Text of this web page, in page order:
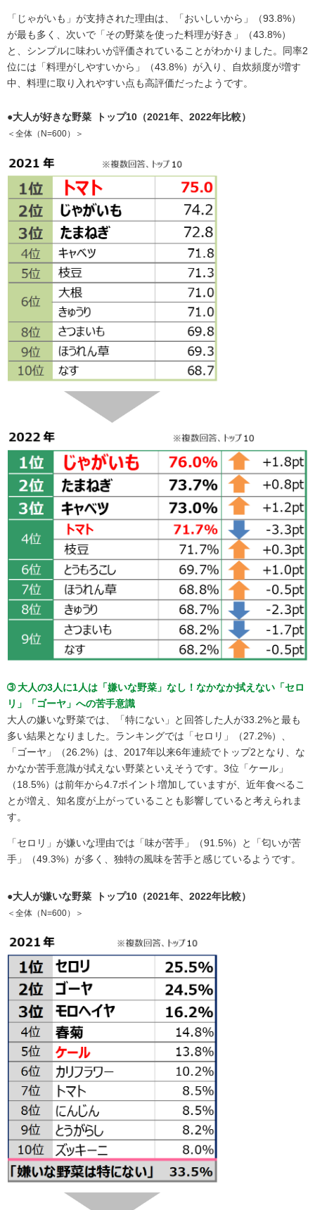
「じゃがいも」が支持された理由は、「おいしいから」（93.8%）
が最も多く、次いで「その野菜を使った料理が好き」（43.8%）
と、シンプルに味わいが評価されていることがわかりました。同率2
位には「料理がしやすいから」（43.8%）が入り、自炊頻度が増す
中、料理に取り入れやすい点も高評価だったようです。
●大人が好きな野菜 トップ10（2021年、2022年比較）
＜全体（N=600）＞
➂ 大人の3人に1人は「嫌いな野菜」なし！なかなか拭えない「セロ
リ」「ゴーヤ」への苦手意識
大人の嫌いな野菜では、「特にない」と回答した人が33.2%と最も
多い結果となりました。ランキングでは「セロリ」（27.2%）、
「ゴーヤ」（26.2%）は、2017年以来6年連続でトップ2となり、な
かなか苦手意識が拭えない野菜といえそうです。3位「ケール」
（18.5%）は前年から4.7ポイント増加していますが、近年食べるこ
とが増え、知名度が上がっていることも影響していると考えられま
す。
「セロリ」が嫌いな理由では「味が苦手」（91.5%）と「匂いが苦
手」（49.3%）が多く、独特の風味を苦手と感じているようです。
●大人が嫌いな野菜 トップ10（2021年、2022年比較）
＜全体（N=600）＞